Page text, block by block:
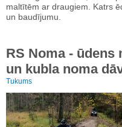
maltītēm ar draugiem. Katrs
un baudījumu.
RS Noma -
un kubla noma
Tukums